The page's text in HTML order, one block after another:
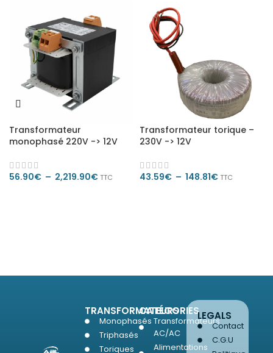
Transformateur
monophasé 220V -> 12V
56.90€ – 2,219.90€TTC
Transformateur torique –
230V -> 12V
43.59€ – 148.81€TTC
TRANSFORMATEURS
Monophasés
Triphasés
Toriques
CATÉGORIES
Transformateurs
AC/AC
Alimentations
LEGALS
Contact
C.G.U